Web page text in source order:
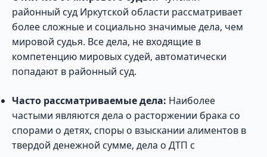
районный суд Иркутской области рассматривает
более сложные и социально значимые дела, чем
мировой судья. Все дела, не входящие в
компетенцию мировых судей, автоматически
попадают в районный суд.
Часто рассматриваемые дела: Наиболее
частыми являются дела о расторжении брака со
спорами о детях, споры о взыскании алиментов в
твердой денежной сумме, дела о ДТП с